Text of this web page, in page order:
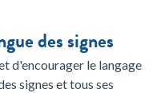
des signes
d'encourager le langage
signes et tous ses